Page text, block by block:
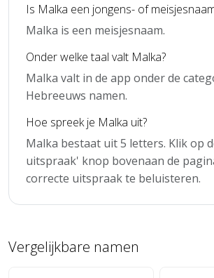
Is Malka een jongens- of
Malka is een meisjesnaam.
Onder welke taal valt Malka?
Malka valt in de app onder de
Hebreeuws namen.
Hoe spreek je Malka uit?
Malka bestaat uit 5 letters. Klik op
uitspraak' knop bovenaan de
correcte uitspraak te beluisteren.
Vergelijkbare namen